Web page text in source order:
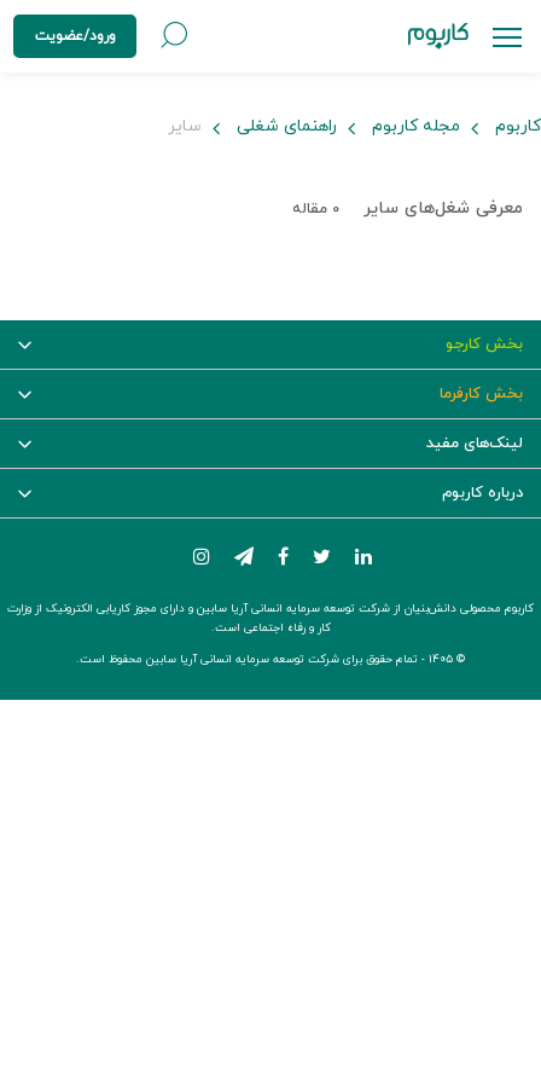
ورود/عضویت
کاربوم مجله کاربوم راهنمای شغلی سایر
معرفی شغل‌های سایر ۰ مقاله
بخش کارجو
بخش کارفرما
لینک‌های مفید
درباره کاربوم
کاربوم محصولی دانش‌بنیان از شرکت توسعه سرمایه انسانی آریا سابین و دارای مجوز کاریابی الکترونیک از وزارت
کار و رفاه اجتماعی است.
© ۱۴۰۵ -
تمام حقوق برای شرکت توسعه سرمایه انسانی آریا سابین محفوظ است.